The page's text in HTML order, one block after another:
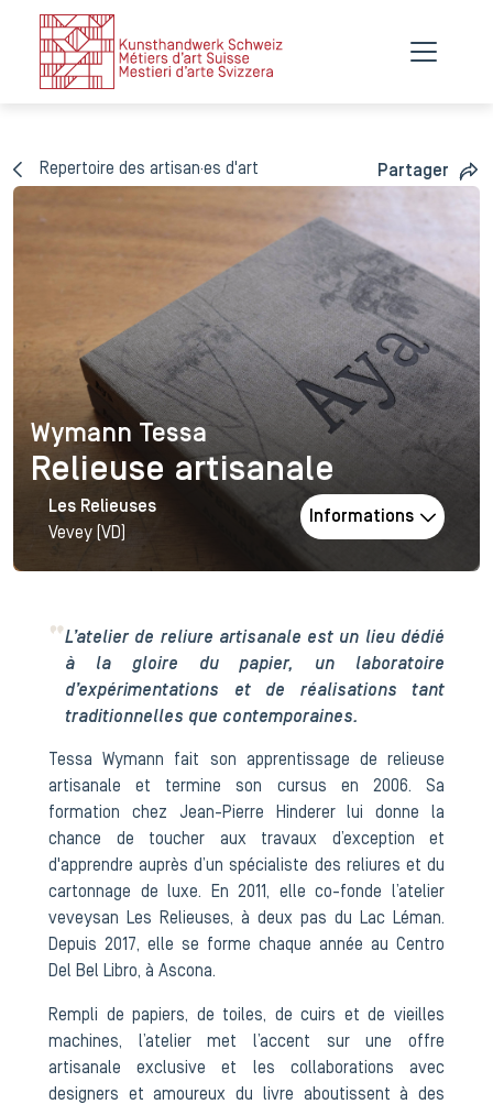
Repertoire des artisan·es d'art Partager
Wymann Tessa
Wymann Tessa
Relieuse artisanale
Les Relieuses
Vevey (VD)
Informations
L’atelier de reliure artisanale est un lieu dédié
à la gloire du papier, un laboratoire
d’expérimentations et de réalisations tant
traditionnelles que contemporaines.
Tessa Wymann fait son apprentissage de relieuse
artisanale et termine son cursus en 2006. Sa
formation chez Jean-Pierre Hinderer lui donne la
chance de toucher aux travaux d’exception et
d'apprendre auprès d’un spécialiste des reliures et du
cartonnage de luxe. En 2011, elle co-fonde l’atelier
veveysan Les Relieuses, à deux pas du Lac Léman.
Depuis 2017, elle se forme chaque année au Centro
Del Bel Libro, à Ascona.
Rempli de papiers, de toiles, de cuirs et de vieilles
machines, l’atelier met l’accent sur une offre
artisanale exclusive et les collaborations avec
designers et amoureux du livre aboutissent à des